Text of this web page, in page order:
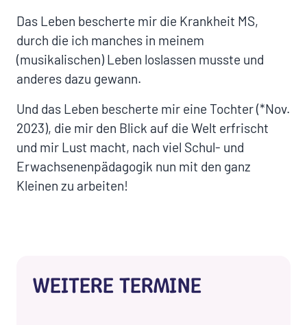
Das Leben bescherte mir die Krankheit MS,
durch die ich manches in meinem
(musikalischen) Leben loslassen musste und
anderes dazu gewann.
Und das Leben bescherte mir eine Tochter (*Nov.
2023), die mir den Blick auf die Welt erfrischt
und mir Lust macht, nach viel Schul- und
Erwachsenenpädagogik nun mit den ganz
Kleinen zu arbeiten!
WEITERE TERMINE